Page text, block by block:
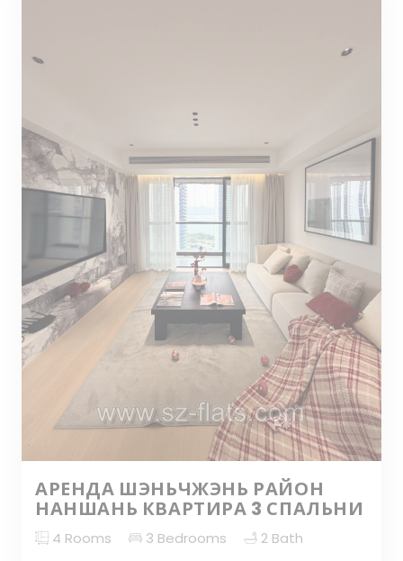
АРЕНДА ШЭНЬЧЖЭНЬ РАЙОН
НАНШАНЬ КВАРТИРА 3 СПАЛЬНИ
4 Rooms 3 Bedrooms 2 Bath